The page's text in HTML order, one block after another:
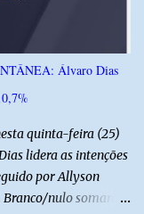
Álvaro Dias
quinta-feira (25)
lidera as intenções
por Allyson
Branco/nulo somaram